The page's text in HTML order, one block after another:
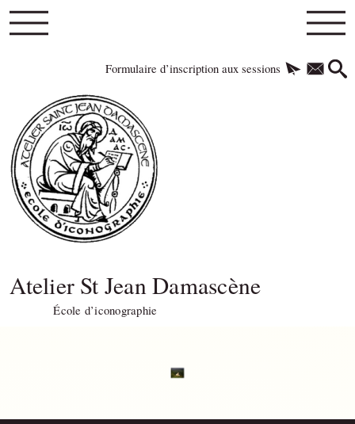
Formulaire d’inscription aux sessions
Atelier St Jean Damascène
École d’iconographie